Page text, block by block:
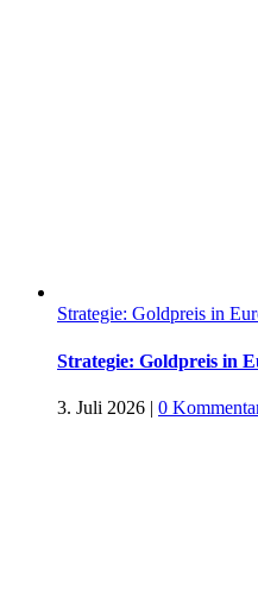
Strategie: Goldpreis in
Strategie: Goldpreis in
3. Juli 2026 | 0